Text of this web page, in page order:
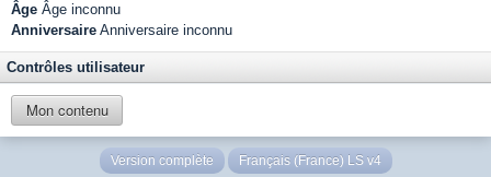
Âge Âge inconnu
Anniversaire Anniversaire inconnu
Contrôles utilisateur
Mon contenu
Version complète Français (France) LS v4